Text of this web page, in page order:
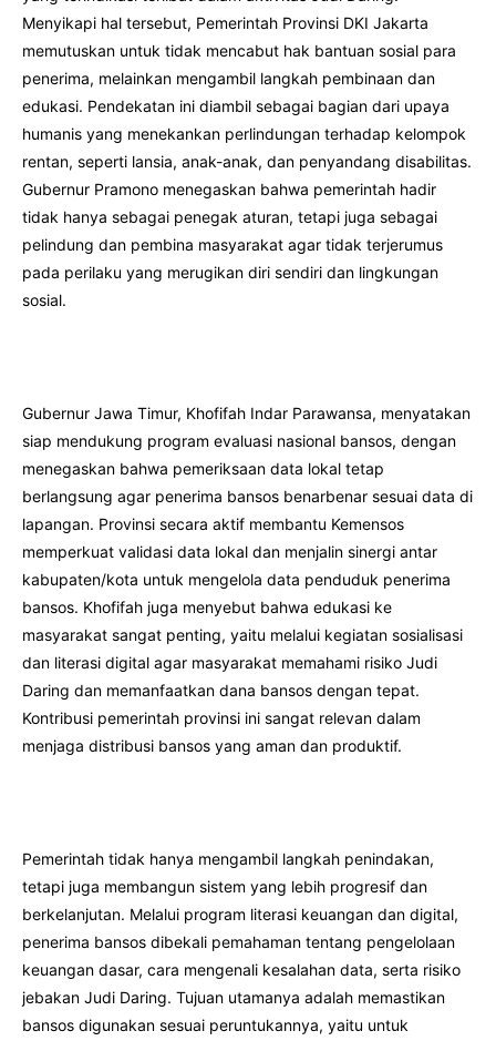
Menyikapi hal tersebut, Pemerintah Provinsi DKI Jakarta
memutuskan untuk tidak mencabut hak bantuan sosial para
penerima, melainkan mengambil langkah pembinaan dan
edukasi. Pendekatan ini diambil sebagai bagian dari upaya
humanis yang menekankan perlindungan terhadap kelompok
rentan, seperti lansia, anak-anak, dan penyandang disabilitas.
Gubernur Pramono menegaskan bahwa pemerintah hadir
tidak hanya sebagai penegak aturan, tetapi juga sebagai
pelindung dan pembina masyarakat agar tidak terjerumus
pada perilaku yang merugikan diri sendiri dan lingkungan
sosial.
Gubernur Jawa Timur, Khofifah Indar Parawansa, menyatakan
siap mendukung program evaluasi nasional bansos, dengan
menegaskan bahwa pemeriksaan data lokal tetap
berlangsung agar penerima bansos benarbenar sesuai data di
lapangan. Provinsi secara aktif membantu Kemensos
memperkuat validasi data lokal dan menjalin sinergi antar
kabupaten/kota untuk mengelola data penduduk penerima
bansos. Khofifah juga menyebut bahwa edukasi ke
masyarakat sangat penting, yaitu melalui kegiatan sosialisasi
dan literasi digital agar masyarakat memahami risiko Judi
Daring dan memanfaatkan dana bansos dengan tepat.
Kontribusi pemerintah provinsi ini sangat relevan dalam
menjaga distribusi bansos yang aman dan produktif.
Pemerintah tidak hanya mengambil langkah penindakan,
tetapi juga membangun sistem yang lebih progresif dan
berkelanjutan. Melalui program literasi keuangan dan digital,
penerima bansos dibekali pemahaman tentang pengelolaan
keuangan dasar, cara mengenali kesalahan data, serta risiko
jebakan Judi Daring. Tujuan utamanya adalah memastikan
bansos digunakan sesuai peruntukannya, yaitu untuk